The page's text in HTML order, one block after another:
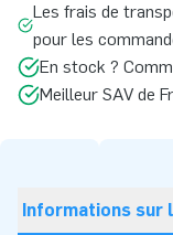
Les frais de
pour les
En stock ?
Meilleur SAV de
Informations sur